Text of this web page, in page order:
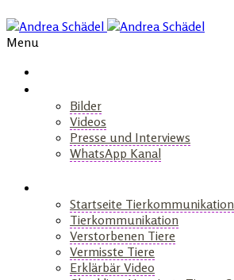
Menu
Bilder
Videos
Presse und Interviews
WhatsApp Kanal
Startseite Tierkommunikation
Tierkommunikation
Verstorbenen Tiere
Vermisste Tiere
Erklärbär Video